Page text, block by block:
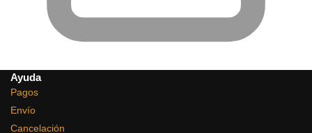
Ayuda
Pagos
Envío
Cancelación